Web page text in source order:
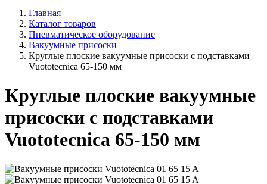
Главная
Каталог товаров
Пневматическое оборудование
Вакуумные присоски
Круглые плоские вакуумные присоски с подставками
Vuototecnica 65-150 мм
Круглые плоские вакуумные
присоски с подставками
Vuototecnica 65-150 мм